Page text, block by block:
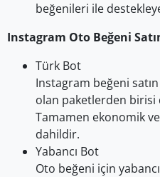
beğenileri ile
Instagram Oto Beğeni
Türk Bot
Instagram beğeni
olan paketlerden
Tamamen ekonomik
dahildir.
Yabancı Bot
Oto beğeni için